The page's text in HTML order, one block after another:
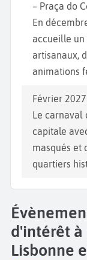
– Praça do
En
accueille un
artisanaux,
animations
Février
Le carnaval
capitale
masqués et
quartiers
d'intérêt à
Lisbonne